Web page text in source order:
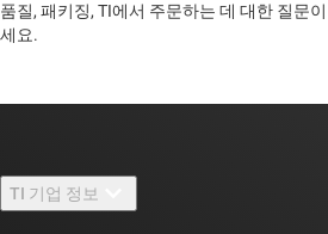
품질, 패키징, TI에서 주문하는 데 대한 질문
세요. ​​​​​​​​​​​​​​
TI 기업 정보